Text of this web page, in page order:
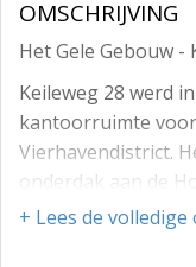
OMSCHRIJVING
Het Gele Gebouw -
Keileweg 28 werd
kantoorruimte
Vierhavendistrict.
onderdak aan de
Gecondenseerde
+ Lees de